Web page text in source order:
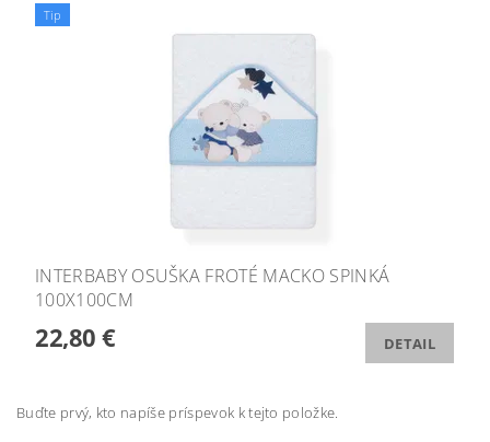
Tip
INTERBABY OSUŠKA FROTÉ MACKO SPINKÁ
100X100CM
22,80 € DETAIL
Buďte prvý, kto napíše príspevok k tejto položke.